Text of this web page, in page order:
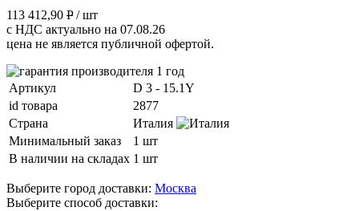
113 412,90 P / шт
с НДС актуально на 07.08.26
цена не является публичной офертой.
Артикул
D 3 - 15.1Y
id товара
2877
Страна
Италия
Минимальный заказ
1 шт
В наличии на складах 1 шт
Выберите город доставки: Москва
Выберите способ доставки: